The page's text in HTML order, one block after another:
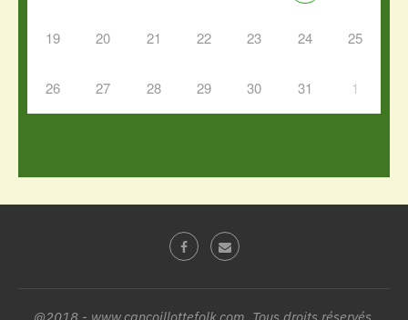
19 20 21 22 23 24 25
26 27 28 29 30 31 1
@2018 - www.cancoillottefolk.com. Tous droits réservés.